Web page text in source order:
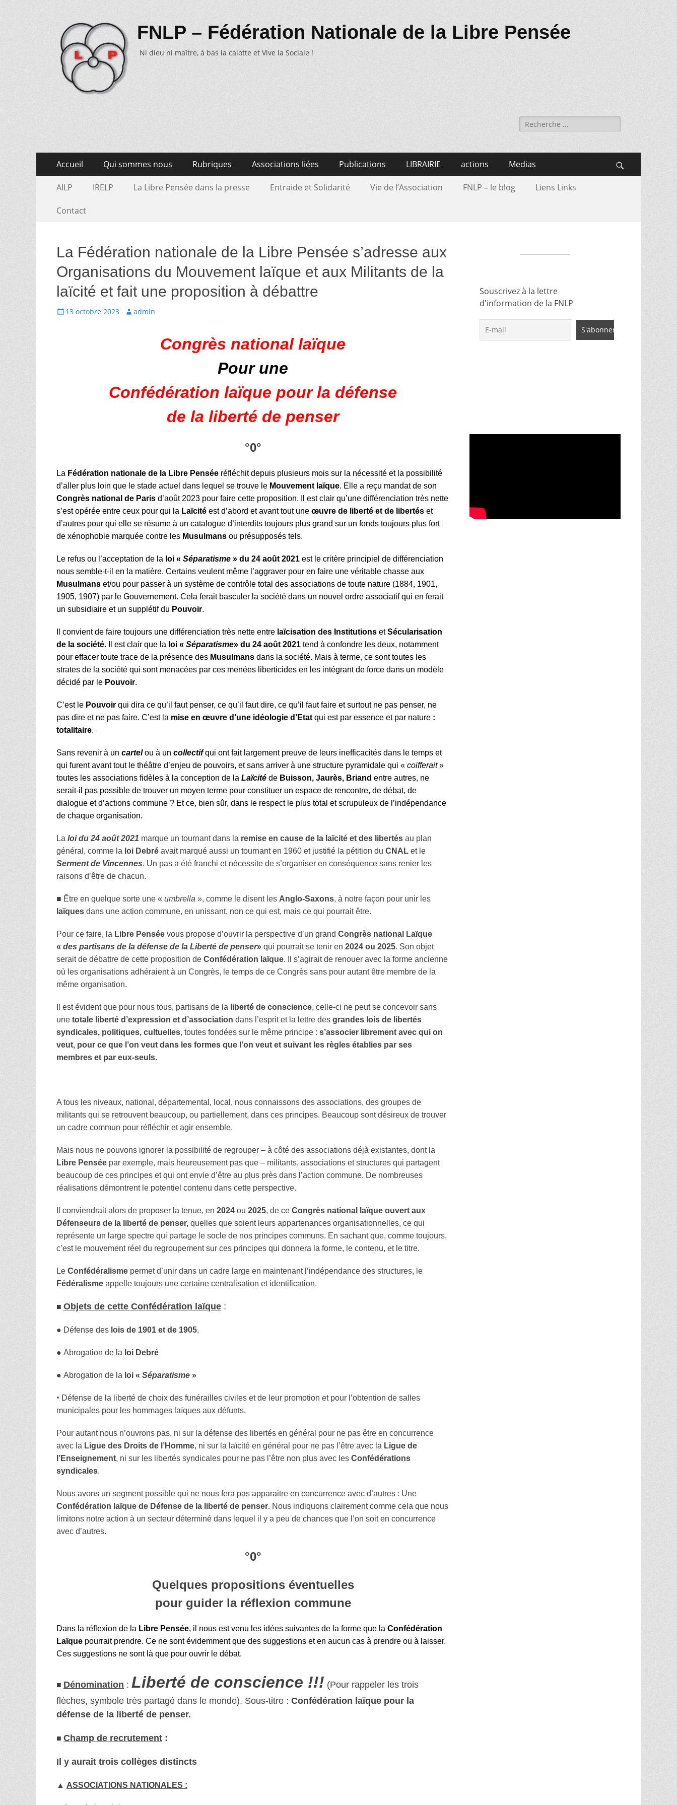
FNLP – Fédération Nationale de la Libre Pensée
Ni dieu ni maître, à bas la calotte et Vive la Sociale !
Recherche
de:
Menu
primaire
contenu
Accueil Qui sommes nous Rubriques Associations liées Publications LIBRAIRIE actions Medias
Menu
contenu
AILP IRELP La Libre Pensée dans la presse Entraide et Solidarité Vie de l’Association FNLP – le blog Liens Links
Contact
La Fédération nationale de la Libre Pensée s’adresse aux
Organisations du Mouvement laïque et aux Militants de la
laïcité et fait une proposition à débattre
Écrit13 octobre 2023 Auteur
admin
Congrès national laïque
Pour une
Confédération laïque pour la défense
de la liberté de penser
°0°
La Fédération nationale de la Libre Pensée réfléchit depuis plusieurs mois sur la nécessité et la possibilité
d’aller plus loin que le stade actuel dans lequel se trouve le Mouvement laïque. Elle a reçu mandat de son
Congrès national de Paris d’août 2023 pour faire cette proposition. Il est clair qu’une différenciation très nette
s’est opérée entre ceux pour qui la Laïcité est d’abord et avant tout une œuvre de liberté et de libertés et
d’autres pour qui elle se résume à un catalogue d’interdits toujours plus grand sur un fonds toujours plus fort
de xénophobie marquée contre les Musulmans ou présupposés tels.
Le refus ou l’acceptation de la loi « Séparatisme » du 24 août 2021 est le critère principiel de différenciation
nous semble-t-il en la matière. Certains veulent même l’aggraver pour en faire une véritable chasse aux
Musulmans et/ou pour passer à un système de contrôle total des associations de toute nature (1884, 1901,
1905, 1907) par le Gouvernement. Cela ferait basculer la société dans un nouvel ordre associatif qui en ferait
un subsidiaire et un supplétif du Pouvoir.
Il convient de faire toujours une différenciation très nette entre laïcisation des Institutions etSécularisation
de la société. Il est clair que la loi « Séparatisme» du 24 août 2021 tend à confondre les deux, notamment
pour effacer toute trace de la présence des Musulmans dans la société. Mais à terme, ce sont toutes les
strates de la société qui sont menacées par ces menées liberticides en les intégrant de force dans un modèle
décidé par le Pouvoir.
C’est le Pouvoir qui dira ce qu’il faut penser, ce qu’il faut dire, ce qu’il faut faire et surtout ne pas penser, ne
pas dire et ne pas faire. C’est la mise en œuvre d’une idéologie d’Etat qui est par essence et par nature :
totalitaire.
Sans revenir à un cartelou à un collectifqui ont fait largement preuve de leurs inefficacités dans le temps et
qui furent avant tout le théâtre d’enjeu de pouvoirs, et sans arriver à une structure pyramidale qui « coifferait»
toutes les associations fidèles à la conception de la Laïcité de Buisson, Jaurès, Briand entre autres, ne
serait-il pas possible de trouver un moyen terme pour constituer un espace de rencontre, de débat, de
dialogue et d’actions commune ? Et ce, bien sûr, dans le respect le plus total et scrupuleux de l’indépendance
de chaque organisation.
La loi du 24 août 2021 marque un tournant dans la remise en cause de la laïcité et des libertés au plan
général, comme la loi Debré avait marqué aussi un tournant en 1960 et justifié la pétition du CNAL et le
Serment de Vincennes. Un pas a été franchi et nécessite de s’organiser en conséquence sans renier les
raisons d’être de chacun.
■ Être en quelque sorte une « umbrella », comme le disent les Anglo-Saxons, à notre façon pour unir les
laïques dans une action commune, en unissant, non ce qui est, mais ce qui pourrait être.
Pour ce faire, la Libre Pensée vous propose d’ouvrir la perspective d’un grand Congrès national Laïque
« des partisans de la défense de la Liberté de penser» qui pourrait se tenir en 2024 ou 2025. Son objet
serait de débattre de cette proposition de Confédération laïque. Il s’agirait de renouer avec la forme ancienne
où les organisations adhéraient à un Congrès, le temps de ce Congrès sans pour autant être membre de la
même organisation.
Il est évident que pour nous tous, partisans de la liberté de conscience, celle-ci ne peut se concevoir sans
une totale liberté d’expression et d’association dans l’esprit et la lettre des grandes lois de libertés
syndicales, politiques, cultuelles, toutes fondées sur le même principe : s’associer librement avec qui on
veut, pour ce que l’on veut dans les formes que l’on veut et suivant les règles établies par ses
membres et par eux-seuls.
A tous les niveaux, national, départemental, local, nous connaissons des associations, des groupes de
militants qui se retrouvent beaucoup, ou partiellement, dans ces principes. Beaucoup sont désireux de trouver
un cadre commun pour réfléchir et agir ensemble.
Mais nous ne pouvons ignorer la possibilité de regrouper – à côté des associations déjà existantes, dont la
Libre Pensée par exemple, mais heureusement pas que – militants, associations et structures qui partagent
beaucoup de ces principes et qui ont envie d’être au plus près dans l’action commune. De nombreuses
réalisations démontrent le potentiel contenu dans cette perspective.
Il conviendrait alors de proposer la tenue, en 2024 ou 2025, de ce Congrès national laïque ouvert aux
Défenseurs de la liberté de penser, quelles que soient leurs appartenances organisationnelles, ce qui
représente un large spectre qui partage le socle de nos principes communs. En sachant que, comme toujours,
c’est le mouvement réel du regroupement sur ces principes qui donnera la forme, le contenu, et le titre.
Le Confédéralisme permet d’unir dans un cadre large en maintenant l’indépendance des structures, le
Fédéralisme appelle toujours une certaine centralisation et identification.
■ Objets de cette Confédération laïque :
● Défense des lois de 1901 et de 1905,
● Abrogation de la loi Debré
● Abrogation de la loi « Séparatisme »
• Défense de la liberté de choix des funérailles civiles et de leur promotion et pour l’obtention de salles
municipales pour les hommages laïques aux défunts.
Pour autant nous n’ouvrons pas, ni sur la défense des libertés en général pour ne pas être en concurrence
avec la Ligue des Droits de l’Homme, ni sur la laïcité en général pour ne pas l’être avec la Ligue de
l’Enseignement, ni sur les libertés syndicales pour ne pas l’être non plus avec les Confédérations
syndicales.
Nous avons un segment possible qui ne nous fera pas apparaitre en concurrence avec d’autres : Une
Confédération laïque de Défense de la liberté de penser. Nous indiquons clairement comme cela que nous
limitons notre action à un secteur déterminé dans lequel il y a peu de chances que l’on soit en concurrence
avec d’autres.
°0°
Quelques propositions éventuelles
pour guider la réflexion commune
Dans la réflexion de la Libre Pensée, il nous est venu les idées suivantes de la forme que la Confédération
Laïque pourrait prendre. Ce ne sont évidemment que des suggestions et en aucun cas à prendre ou à laisser.
Ces suggestions ne sont là que pour ouvrir le débat.
■ Dénomination : Liberté de conscience !!! (Pour rappeler les trois
flèches, symbole très partagé dans le monde). Sous-titre : Confédération laïque pour la
défense de la liberté de penser.
■ Champ de recrutement :
Il y aurait trois collèges distincts
▲ ASSOCIATIONS NATIONALES :
Souscrivez à la lettre
d'information de la FNLP